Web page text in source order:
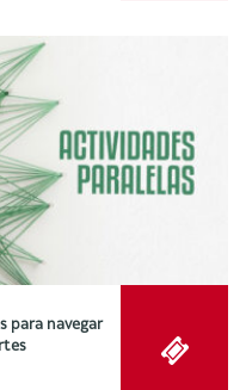
para navegar